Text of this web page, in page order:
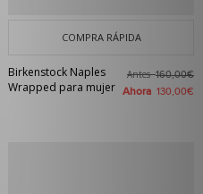
COMPRA RÁPIDA
Birkenstock Naples
Wrapped para mujer
Antes160,00€
Ahora 130,00€